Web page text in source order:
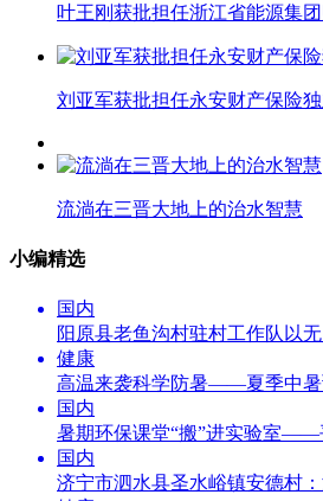
叶王刚获批担任浙江省能源集
刘亚军获批担任永安财产保险
流淌在三晋大地上的治水智慧
小编精选
国内
阳原县老鱼沟村驻村工作队以
健康
高温来袭科学防暑——夏季中暑
国内
暑期环保课堂“搬”进实验室——
国内
济宁市泗水县圣水峪镇安德村